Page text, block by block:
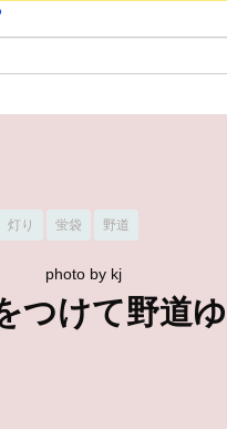
灯り 蛍袋 野道
photo by kj
つけて野道ゆ